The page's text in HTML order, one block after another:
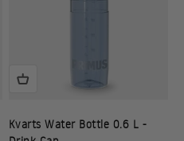
Kvarts Water Bottle 0.6 L -